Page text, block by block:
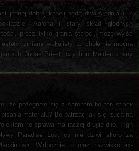
jednej dobrej kapeli będą dwa średniaki. Z
Aarona i stary skład głodnych
prócz tylko grania staroci, może wyjść
zmiana wokalisty to cholernie mocna
Judas Priest, czy Iron Maiden znany
że pożegnało się z Aaronem bo ten stracił
materiału? Bo patrząc jak się rzuca na
to sprawa ma raczej drugie dno. High
Paradise Lost co nie dziwi skoro za
Widocznie to oraz nazwisko ex-